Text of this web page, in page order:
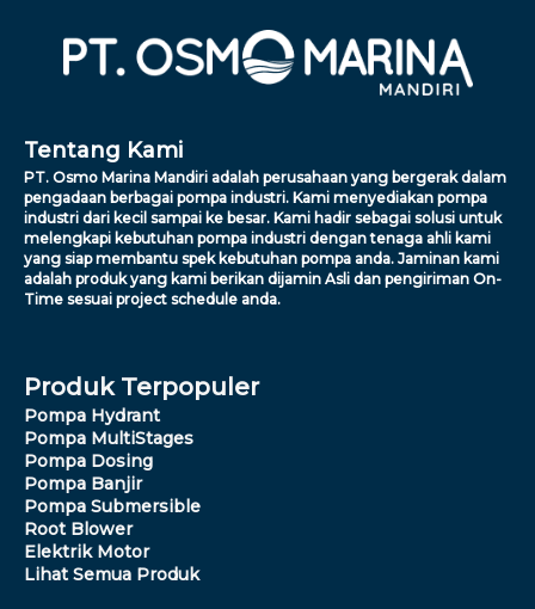
Tentang Kami
PT. Osmo Marina Mandiri adalah perusahaan yang bergerak dalam
pengadaan berbagai pompa industri. Kami menyediakan pompa
industri dari kecil sampai ke besar. Kami hadir sebagai solusi untuk
melengkapi kebutuhan pompa industri dengan tenaga ahli kami
yang siap membantu spek kebutuhan pompa anda. Jaminan kami
adalah produk yang kami berikan dijamin Asli dan pengiriman On-
Time sesuai project schedule anda.
Produk Terpopuler
Pompa Hydrant
Pompa MultiStages
Pompa Dosing
Pompa Banjir
Pompa Submersible
Root Blower
Elektrik Motor
Lihat Semua Produk